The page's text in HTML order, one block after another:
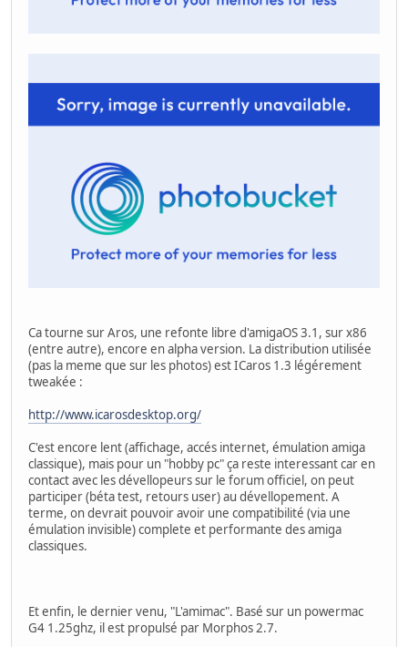
Ca tourne sur Aros, une refonte libre d'amigaOS 3.1, sur x86
(entre autre), encore en alpha version. La distribution utilisée
(pas la meme que sur les photos) est ICaros 1.3 légérement
tweakée :
http://www.icarosdesktop.org/
C'est encore lent (affichage, accés internet, émulation amiga
classique), mais pour un "hobby pc" ça reste interessant car en
contact avec les dévellopeurs sur le forum officiel, on peut
participer (béta test, retours user) au dévellopement. A
terme, on devrait pouvoir avoir une compatibilité (via une
émulation invisible) complete et performante des amiga
classiques.
Et enfin, le dernier venu, "L'amimac". Basé sur un powermac
G4 1.25ghz, il est propulsé par Morphos 2.7.